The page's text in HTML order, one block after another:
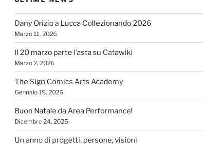
Dany Orizio a Lucca Collezionando 2026
Marzo 11, 2026
Il 20 marzo parte l’asta su Catawiki
Marzo 2, 2026
The Sign Comics Arts Academy
Gennaio 19, 2026
Buon Natale da Area Performance!
Dicembre 24, 2025
Un anno di progetti, persone, visioni